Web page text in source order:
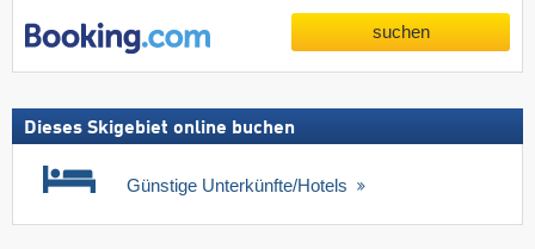
suchen
Dieses Skigebiet online buchen
Günstige Unterkünfte/Hotels